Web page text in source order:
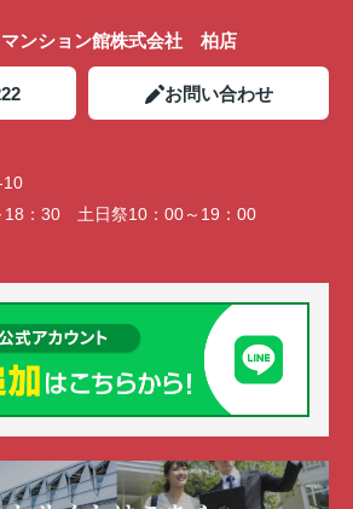
マンション館株式会社 柏店
お問い合わせ
10
18：30 土日祭10：00～19：00